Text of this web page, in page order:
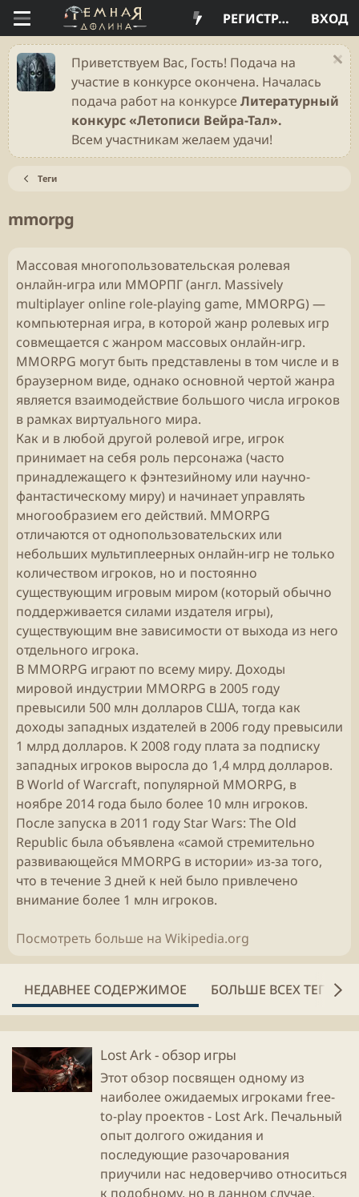
ВХОД
РЕГИСТРАЦИЯ
Приветствуем Вас, Гость! Подача на
участие в конкурсе окончена. Началась
подача работ на конкурсе Литературный
конкурс «Летописи Вейра-Тал».
Всем участникам желаем удачи!
Теги
mmorpg
Массовая многопользовательская ролевая
онлайн-игра или ММОРПГ (англ. Massively
multiplayer online role-playing game, MMORPG) —
компьютерная игра, в которой жанр ролевых игр
совмещается с жанром массовых онлайн-игр.
MMORPG могут быть представлены в том числе и в
браузерном виде, однако основной чертой жанра
является взаимодействие большого числа игроков
в рамках виртуального мира.
Как и в любой другой ролевой игре, игрок
принимает на себя роль персонажа (часто
принадлежащего к фэнтезийному или научно-
фантастическому миру) и начинает управлять
многообразием его действий. MMORPG
отличаются от однопользовательских или
небольших мультиплеерных онлайн-игр не только
количеством игроков, но и постоянно
существующим игровым миром (который обычно
поддерживается силами издателя игры),
существующим вне зависимости от выхода из него
отдельного игрока.
В MMORPG играют по всему миру. Доходы
мировой индустрии MMORPG в 2005 году
превысили 500 млн долларов США, тогда как
доходы западных издателей в 2006 году превысили
1 млрд долларов. К 2008 году плата за подписку
западных игроков выросла до 1,4 млрд долларов.
В World of Warcraft, популярной MMORPG, в
ноябре 2014 года было более 10 млн игроков.
После запуска в 2011 году Star Wars: The Old
Republic была объявлена «самой стремительно
развивающейся MMORPG в истории» из-за того,
что в течение 3 дней к ней было привлечено
внимание более 1 млн игроков.
Посмотреть больше на Wikipedia.org
НЕДАВНЕЕ СОДЕРЖИМОЕ БОЛЬШЕ ВСЕХ ТЕГОВ
Lost Ark - обзор игры
Этот обзор посвящен одному из
наиболее ожидаемых игроками free-
to-play проектов - Lost Ark. Печальный
опыт долгого ожидания и
последующие разочарования
приучили нас недоверчиво относиться
к подобному, но в данном случае,